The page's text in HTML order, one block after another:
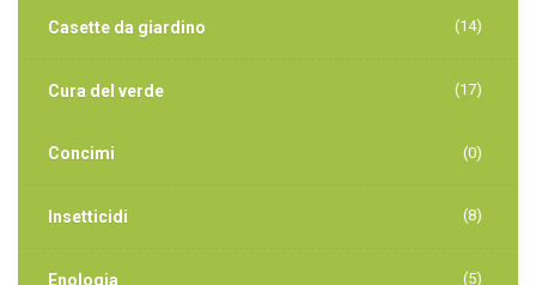
Casette da giardino (14)
Cura del verde (17)
Concimi (0)
Insetticidi (8)
Enologia (5)